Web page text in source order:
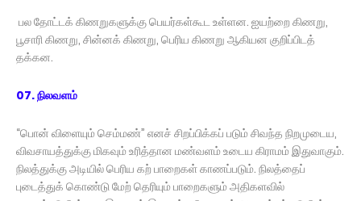
பல தோட்டக் கிணறுகளுக்கு பெயர்கள்கூட உள்ளன. ஐயற்றை கிணறு,
பூசாரி கிணறு, சின்னக் கிணறு, பெரிய கிணறு ஆகியன குறிப்பிடத்
தக்கன.
07. நிலவளம்
“பொன் விளையும் செம்மண்” எனச் சிறப்பிக்கப் படும் சிவந்த நிறமுடைய,
விவசாயத்துக்கு மிகவும் உரித்தான மண்வளம் உடைய கிராமம் இதுவாகும்.
நிலத்துக்கு அடியில் பெரிய கற் பாறைகள் காணப்படும். நிலத்தைப்
புடைத்துக் கொண்டு மேற் தெரியும் பாறைகளும் அதிகளவில்